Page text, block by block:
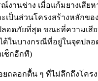
งานช่าง เมื่อแก้มยางเสีย
ะเป็นส่วนโครงสร้างหลักขอ
ลอดภัยที่สุด ขณะที่ความเสี
ด้ในบางกรณีที่อยู่ในจุดปลอ
ช็กอีกที)
ยถลอกตื้น ๆ ที่ไม่ลึกถึงโคร